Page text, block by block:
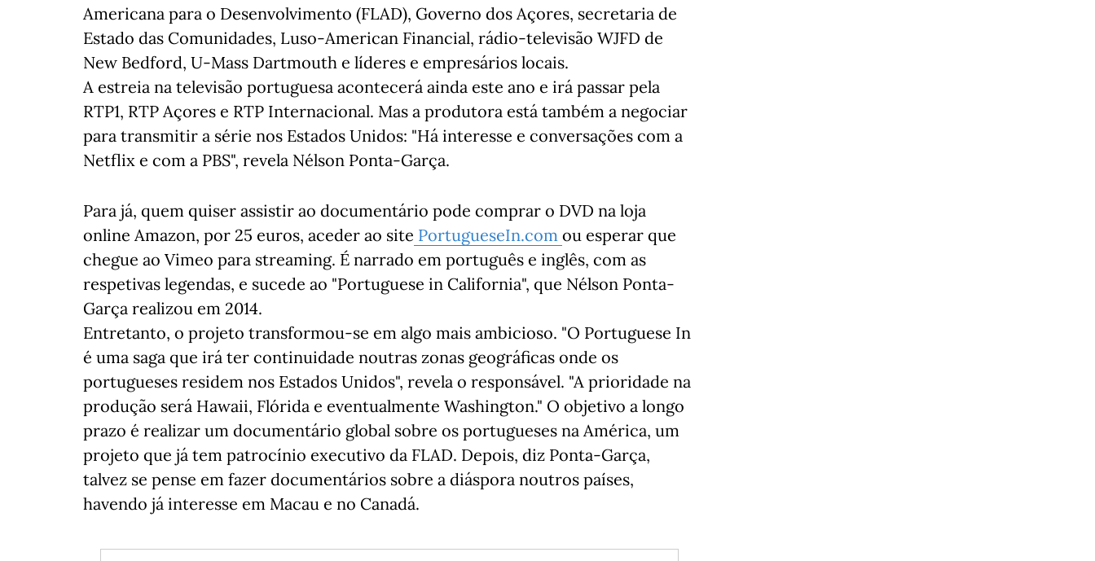
Americana para o Desenvolvimento (FLAD), Governo dos Açores, secretaria de
Estado das Comunidades, Luso-American Financial, rádio-televisão WJFD de
New Bedford, U-Mass Dartmouth e líderes e empresários locais.
A estreia na televisão portuguesa acontecerá ainda este ano e irá passar pela
RTP1, RTP Açores e RTP Internacional. Mas a produtora está também a negociar
para transmitir a série nos Estados Unidos: "Há interesse e conversações com a
Netflix e com a PBS", revela Nélson Ponta-Garça.
Para já, quem quiser assistir ao documentário pode comprar o DVD na loja
online Amazon, por 25 euros, aceder ao site PortugueseIn.com ou esperar que
chegue ao Vimeo para streaming. É narrado em português e inglês, com as
respetivas legendas, e sucede ao "Portuguese in California", que Nélson Ponta-
Garça realizou em 2014.
Entretanto, o projeto transformou-se em algo mais ambicioso. "O Portuguese In
é uma saga que irá ter continuidade noutras zonas geográficas onde os
portugueses residem nos Estados Unidos", revela o responsável. "A prioridade na
produção será Hawaii, Flórida e eventualmente Washington." O objetivo a longo
prazo é realizar um documentário global sobre os portugueses na América, um
projeto que já tem patrocínio executivo da FLAD. Depois, diz Ponta-Garça,
talvez se pense em fazer documentários sobre a diáspora noutros países,
havendo já interesse em Macau e no Canadá.